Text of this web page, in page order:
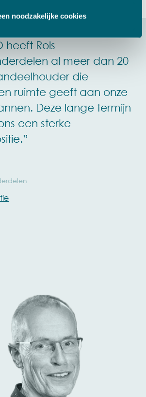
noodzakelijke cookies
heeft Rols
al meer dan 20
die
ruimte geeft aan onze
Deze lange termijn
een sterke